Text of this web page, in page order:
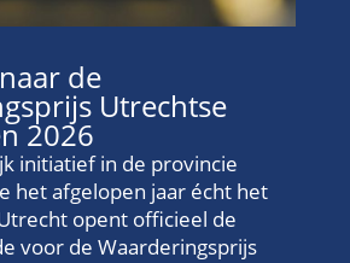
de
Utrechtse
2026
initiatief in de provincie
het afgelopen jaar écht het
opent officieel de
voor de Waarderingsprijs